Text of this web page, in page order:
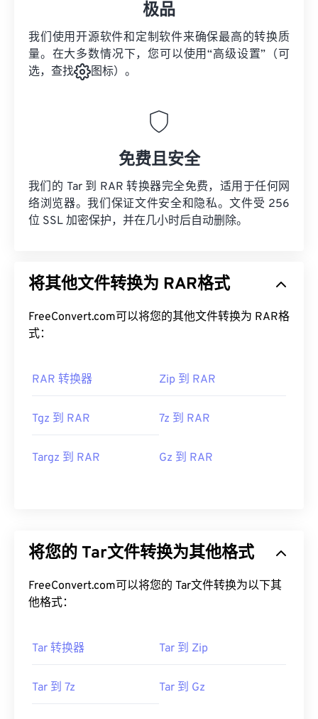
极品
我们使用开源软件和定制软件来确保最高的转换质
量。在大多数情况下，您可以使用“高级设置”（可
选，查找
图标）。
免费且安全
我们的 Tar 到 RAR 转换器完全免费，适用于任何网
络浏览器。我们保证文件安全和隐私。文件受 256
位 SSL 加密保护，并在几小时后自动删除。
将其他文件转换为 RAR格式
FreeConvert.com可以将您的其他文件转换为 RAR格
式：
RAR 转换器 Zip 到 RAR
Tgz 到 RAR 7z 到 RAR
Targz 到 RAR Gz 到 RAR
将您的 Tar文件转换为其他格式
FreeConvert.com可以将您的 Tar文件转换为以下其
他格式：
Tar 转换器 Tar 到 Zip
Tar 到 7z Tar 到 Gz